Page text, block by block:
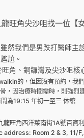
旺角尖沙咀找一位【
然我們是男跌打醫師主
尬。
角、銅鑼灣及尖沙咀核
的，但因沒有預約，我
，因治療時間需時，則強烈
為19:15 年初一至三 休舘
龍旺角西洋菜南街1A號百寶
address: Room 2 & 3, 11/